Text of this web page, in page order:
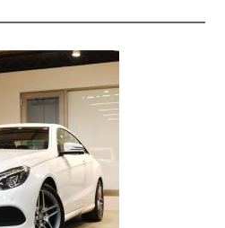
会社概要
T.U.C.GROUP